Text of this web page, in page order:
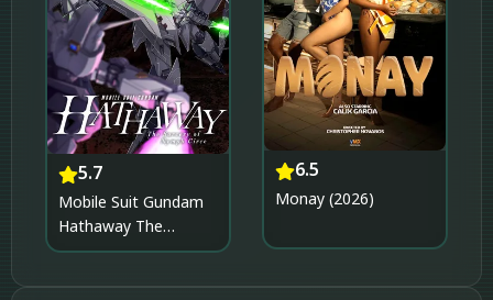
5.7
Mobile Suit Gundam
Hathaway The
Sorcery of Nymph
6.5
Monay (2026)